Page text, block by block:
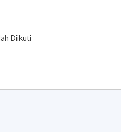
Diikuti